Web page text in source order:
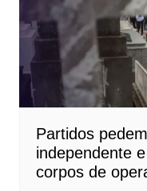
Partidos
independente
corpos de